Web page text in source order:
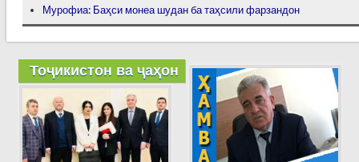
Мурофиа: Баҳси монеа шудан ба таҳсили фарзандон
Тоҷикистон ва ҷаҳон